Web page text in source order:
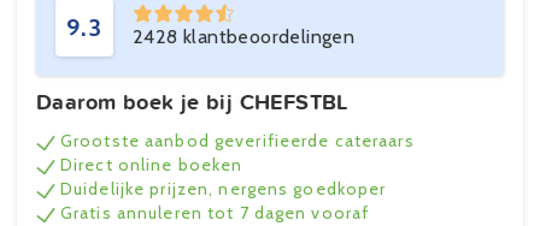
9.3 2428 klantbeoordelingen
Daarom boek je bij CHEFSTBL
Grootste aanbod geverifieerde cateraars
Direct online boeken
Duidelijke prijzen, nergens goedkoper
Gratis annuleren tot 7 dagen vooraf